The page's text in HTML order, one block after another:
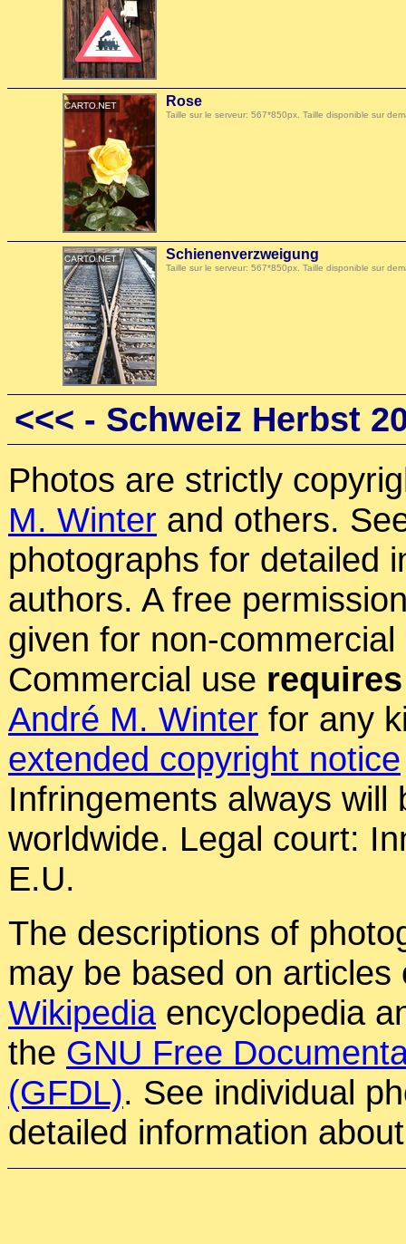
Rose
Taille sur le serveur: 567*850px. Taille disponible sur
Schienenverzweigung
Taille sur le serveur: 567*850px. Taille disponible sur
<<< - Schweiz Herbst
Photos are strictly
M. Winter and others.
photographs for detailed
authors. A free
given for non-
Commercial use requires
André M. Winter for any
extended copyright notice
Infringements always will
worldwide. Legal court:
E.U.
The descriptions of
may be based on articles
Wikipediaencyclopedia
the GNU Free
(GFDL). See individual
detailed information